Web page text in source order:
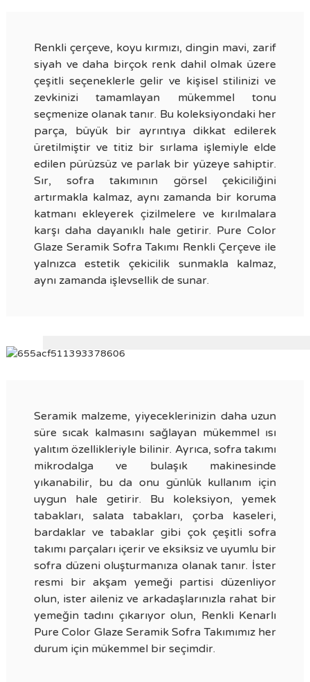
Renkli çerçeve, koyu kırmızı, dingin mavi, zarif
siyah ve daha birçok renk dahil olmak üzere
çeşitli seçeneklerle gelir ve kişisel stilinizi ve
zevkinizi tamamlayan mükemmel tonu
seçmenize olanak tanır. Bu koleksiyondaki her
parça, büyük bir ayrıntıya dikkat edilerek
üretilmiştir ve titiz bir sırlama işlemiyle elde
edilen pürüzsüz ve parlak bir yüzeye sahiptir.
Sır, sofra takımının görsel çekiciliğini
artırmakla kalmaz, aynı zamanda bir koruma
katmanı ekleyerek çizilmelere ve kırılmalara
karşı daha dayanıklı hale getirir. Pure Color
Glaze Seramik Sofra Takımı Renkli Çerçeve ile
yalnızca estetik çekicilik sunmakla kalmaz,
aynı zamanda işlevsellik de sunar.
Seramik malzeme, yiyeceklerinizin daha uzun
süre sıcak kalmasını sağlayan mükemmel ısı
yalıtım özellikleriyle bilinir. Ayrıca, sofra takımı
mikrodalga ve bulaşık makinesinde
yıkanabilir, bu da onu günlük kullanım için
uygun hale getirir. Bu koleksiyon, yemek
tabakları, salata tabakları, çorba kaseleri,
bardaklar ve tabaklar gibi çok çeşitli sofra
takımı parçaları içerir ve eksiksiz ve uyumlu bir
sofra düzeni oluşturmanıza olanak tanır. İster
resmi bir akşam yemeği partisi düzenliyor
olun, ister aileniz ve arkadaşlarınızla rahat bir
yemeğin tadını çıkarıyor olun, Renkli Kenarlı
Pure Color Glaze Seramik Sofra Takımımız her
durum için mükemmel bir seçimdir.